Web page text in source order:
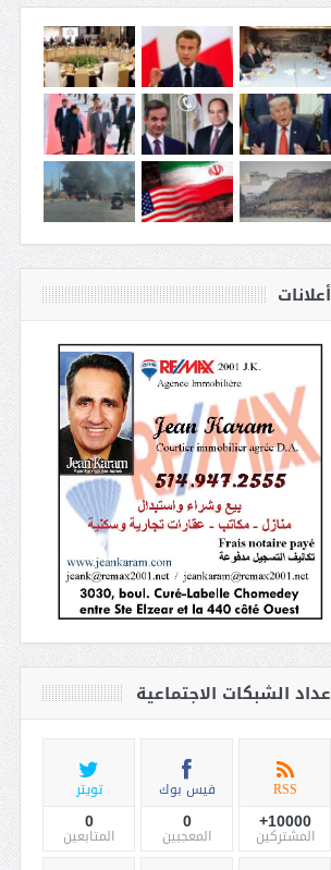
أعلانات
عداد الشبكات الاجتماعية
RSS
10000+
المشتركين
فيس بوك
0
المعجبين
تويتر
0
المتابعين